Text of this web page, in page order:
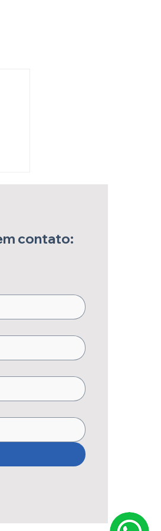
contato: